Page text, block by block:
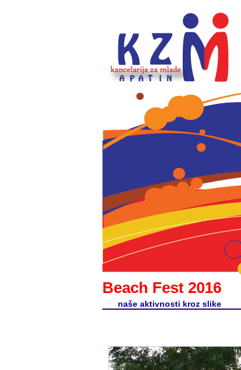
Beach Fest 2016
naše aktivnosti kroz slike